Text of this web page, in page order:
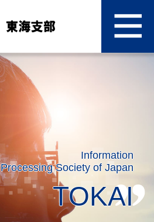
Information
Processing Society of Japan
TOKAI